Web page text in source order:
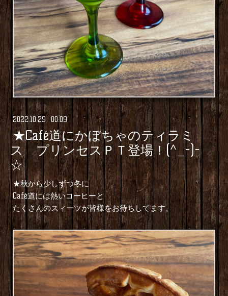
2022.10.29 00:09
★Café道にかぼちゃのティラミ
ス プリンセスＰＴ登場！(^_-)-
☆
★秋から少しずつ冬に
Café道には熱いコーヒーと
たくさんのスィーツが皆様をお待ちしてます。